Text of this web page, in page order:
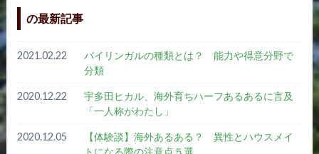
の最新記事
2021.02.22
バイリンガルの種類とは？ 能力や得意分野で
分類
2020.12.22
宇多田ヒカル、海外育ちハーフあるあるに言及
「一人称がわたし」
2020.12.05
【体験談】海外あるある？ 異性とハウスメイ